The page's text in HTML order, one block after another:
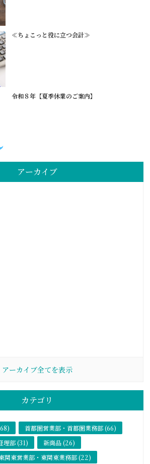
≪ちょこっと役に立つ会計≫
令和８年【夏季休業のご案内】
アーカイブ
アーカイブ全てを表示
カテゴリ
首都圏営業部・首都圏業務部 (66)
理部 (31)
新商品 (26)
関東営業部・東関東業務部 (22)